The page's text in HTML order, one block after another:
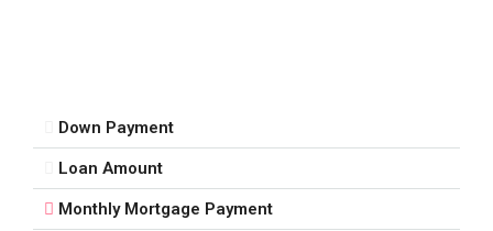
Down Payment
Loan Amount
Monthly Mortgage Payment